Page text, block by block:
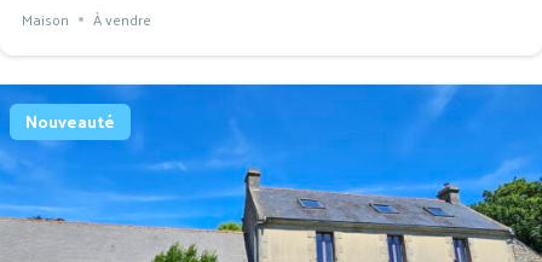
Maison
À vendre
Nouveauté